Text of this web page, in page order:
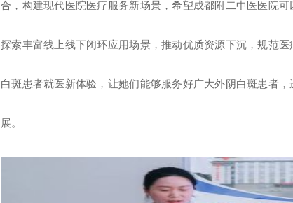
合，构建现代医院医疗服务新场景，希望成都附二中医医院
探索丰富线上线下闭环应用场景，推动优质资源下沉，规范
白斑患者就医新体验，让她们能够服务好广大外阴白斑患者
展。